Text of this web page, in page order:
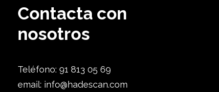
Contacta con
nosotros
Teléfono: 91 813 05 69
email: info@hadescan.com